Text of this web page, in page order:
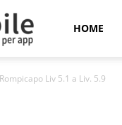
Super
Mobile
HOME
Liv 5.1 a Liv. 5.9